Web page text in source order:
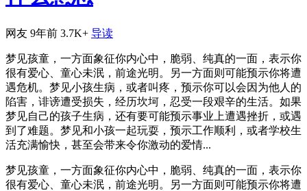
网友 9年前 3.7K+ 导读
梦见孩童，一方面象征你内心中，脆弱、纯真的一面，表示你
很有爱心、童心未泯，前途光明。另一方面则可能预示你将遭
遇危机。梦见小孩生病，或者叫疼，预示你可以会因为他人的
陷害，诽谤遭受损失，经历坎坷，忍受一段艰辛的生活。如果
梦见自己的孩子生病，还有要可能预示事业上遭遇挫折，或遇
到了难题。梦见和小孩一起玩耍，预示工作顺利，或者学校生
活充满愉快，甚至会带来令你激动的爱情...
梦见孩童，一方面象征你内心中，脆弱、纯真的一面，表示你
很有爱心、童心未泯，前途光明。另一方面则可能预示你将遭